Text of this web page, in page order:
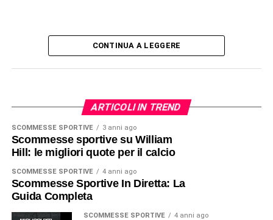
CONTINUA A LEGGERE
ARTICOLI IN TREND
SCOMMESSE SPORTIVE 3 anni ago
Scommesse sportive su William
Hill: le migliori quote per il calcio
SCOMMESSE SPORTIVE 4 anni ago
Scommesse Sportive In Diretta: La
Guida Completa
SCOMMESSE SPORTIVE 4 anni ago